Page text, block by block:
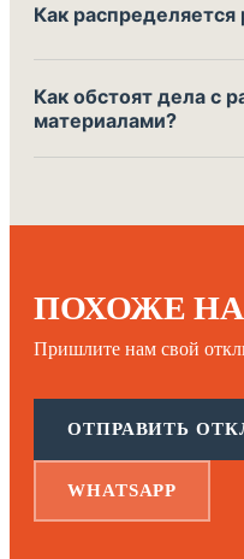
Как распределяется
Как обстоят дела с
материалами?
ПОХОЖЕ НА
Пришлите нам свой
ОТПРАВИТЬ
WHATSAPP